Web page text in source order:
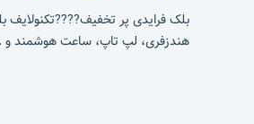
بلک فرایدی پر تخفیف????تکنولایف
هندزفری، لپ تاپ، ساعت هوشمند و ..